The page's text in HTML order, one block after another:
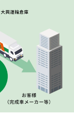
）
事務職